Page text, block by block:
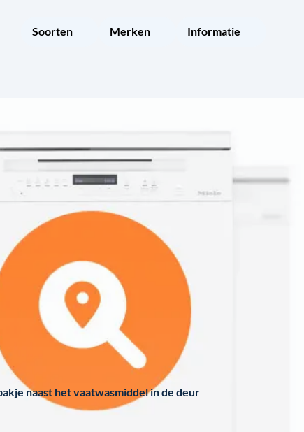
Soorten Merken Informatie
naast het vaatwasmiddel in de deur